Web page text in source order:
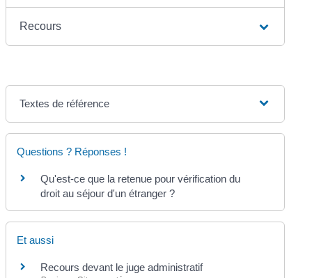
Recours
Textes de référence
Questions ? Réponses !
Qu'est-ce que la retenue pour vérification du
droit au séjour d'un étranger ?
Et aussi
Recours devant le juge administratif